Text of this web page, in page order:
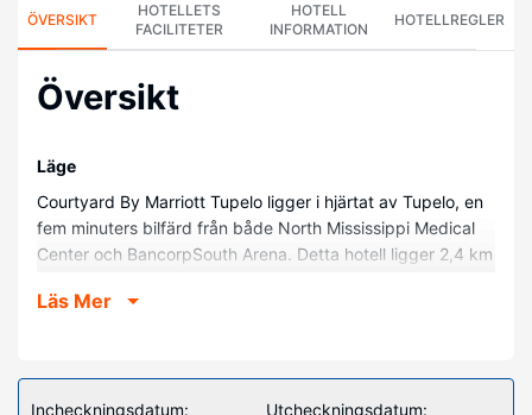
ÖVERSIKT
HOTELLETS
FACILITETER
HOTELL
INFORMATION
HOTELLREGLER
Översikt
Läge
Courtyard By Marriott Tupelo ligger i hjärtat av Tupelo, en
fem minuters bilfärd från både North Mississippi Medical
Center och BancorpSouth Arena. Detta hotell ligger 2,4 km
Tupelos slagfält.
Känn dig som hemma i ett av de 93 rummen med kylskåp
och LCD-tv. Med gratis fast internetanslutning och wi-fi
Läs Mer
Incheckningsdatum: Utcheckningsdatum: